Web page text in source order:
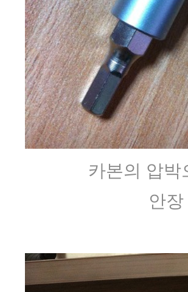
카본의 압박
안